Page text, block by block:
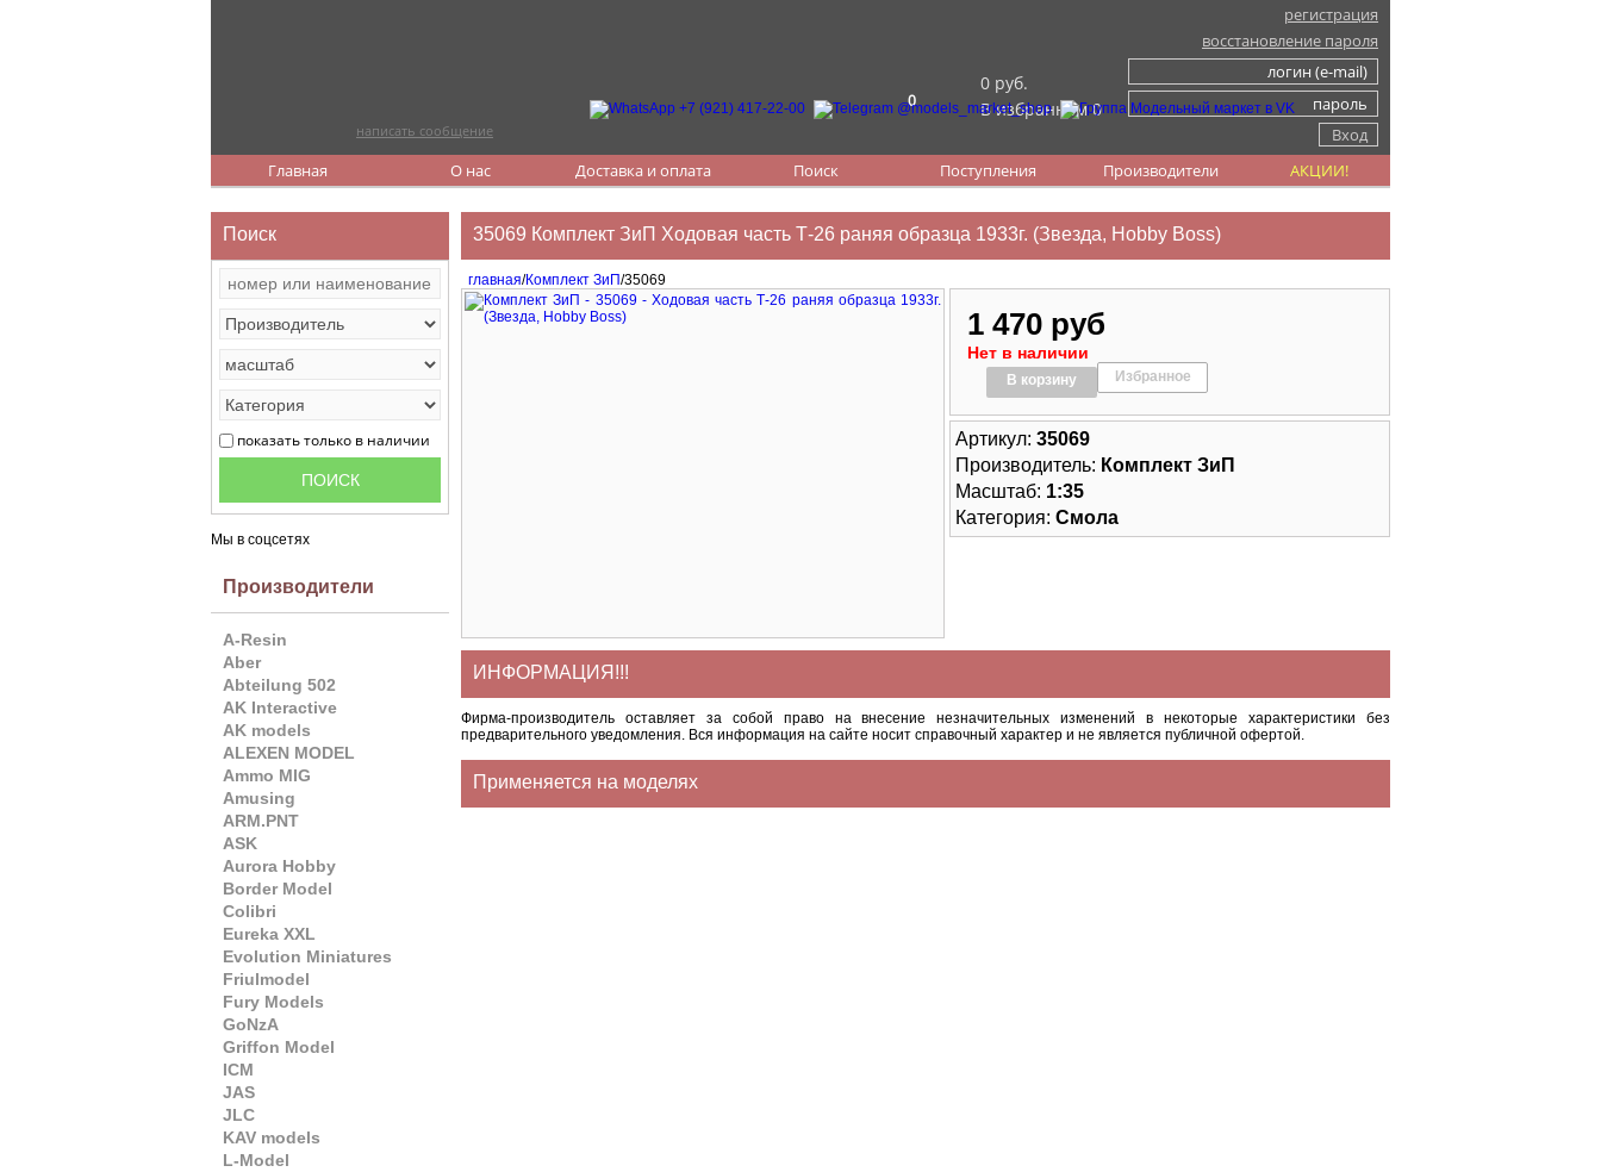
регистрация
восстановление пароля
0
0 руб.
В избранном 0
написать сообщение
Главная О нас Доставка и оплата Поиск Поступления Производители АКЦИИ!
Поиск
показать только в наличии
Мы в соцсетях
Производители
A-Resin
Aber
Abteilung 502
AK Interactive
AK models
ALEXEN MODEL
Ammo MIG
Amusing
ARM.PNT
ASK
Aurora Hobby
Border Model
Colibri
Eureka XXL
Evolution Miniatures
Friulmodel
Fury Models
GoNzA
Griffon Model
ICM
JAS
JLC
KAV models
L-Model
35069 Комплект ЗиП Ходовая часть Т-26 раняя образца 1933г. (Звезда, Hobby Boss)
главная/Комплект ЗиП/35069
1 470 руб
Нет в наличии
В корзину Избранное
Артикул: 35069
Производитель: Комплект ЗиП
Масштаб: 1:35
Категория: Смола
ИНФОРМАЦИЯ!!!
Фирма-производитель оставляет за собой право на внесение незначительных изменений в некоторые характеристики без
предварительного уведомления. Вся информация на сайте носит справочный характер и не является публичной офертой.
Применяется на моделях